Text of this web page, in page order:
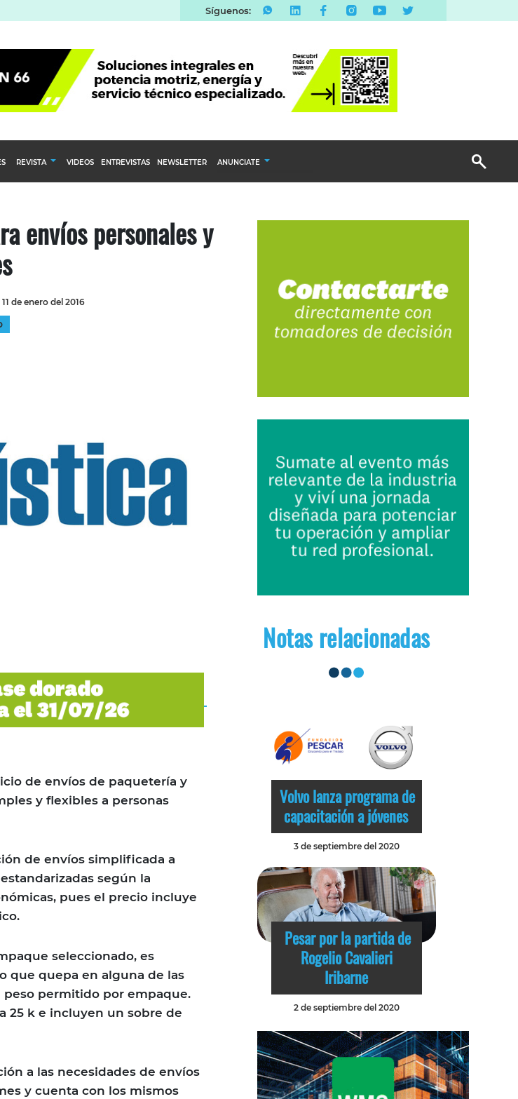
Síguenos:
REVISTA VIDEOS ENTREVISTAS NEWSLETTER ANUNCIATE
Email Marketing
envíos personales y
11 de enero del 2016
de envíos de paquetería y
y flexibles a personas
de envíos simplificada a
según la
pues el precio incluye
seleccionado, es
que quepa en alguna de las
peso permitido por empaque.
25 k e incluyen un sobre de
a las necesidades de envíos
y cuenta con los mismos
Notas relacionadas
Volvo lanza programa de
capacitación a jóvenes
3 de septiembre del 2020
Pesar por la partida de
Rogelio Cavalieri
Iribarne
2 de septiembre del 2020